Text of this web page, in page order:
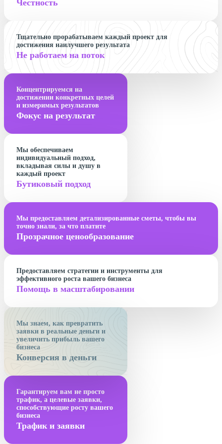
Честность
Тщательно прорабатываем каждый проект для
достижения наилучшего результата
Не работаем на поток
Концентрируемся на
достижении конкретных целей
и измеримых результатов
Фокус на результат
Мы обеспечиваем
индивидуальный подход,
вкладывая силы и душу в
каждый проект
Бутиковый подход
Мы предоставляем детализированные сметы, чтобы вы
точно знали, за что платите
Прозрачное ценообразование
Предоставляем стратегии и инструменты для
эффективного роста вашего бизнеса
Помощь в масштабировании
Мы знаем, как превратить
заявки в реальные деньги и
увеличить прибыль вашего
бизнеса
Конверсия в деньги
Гарантируем вам не просто
трафик, а целевые заявки,
способствующие росту вашего
бизнеса
Трафик и заявки